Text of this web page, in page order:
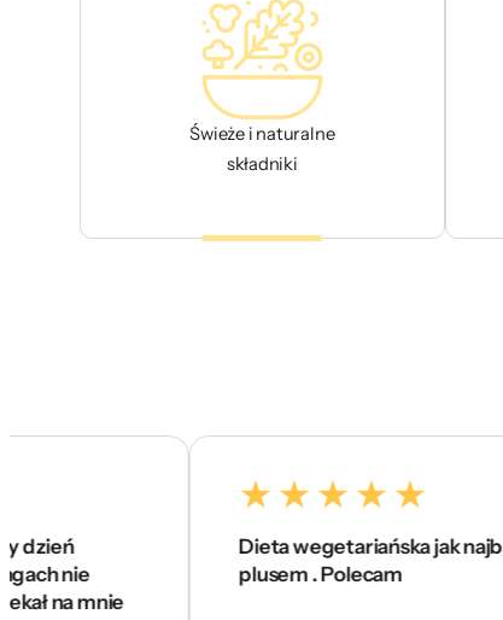
Świeże i naturalne
składniki
mnie
Dieta wegetariańska jak najbardziej
plusem . Polecam